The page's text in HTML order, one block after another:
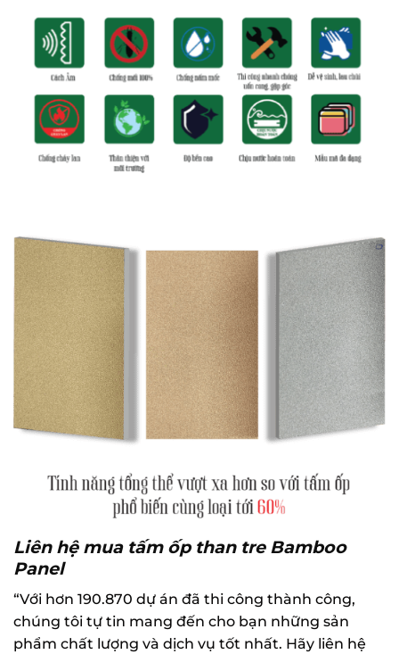
Liên hệ mua tấm ốp than tre Bamboo
Panel
“Với hơn 190.870 dự án đã thi công thành công,
chúng tôi tự tin mang đến cho bạn những sản
phẩm chất lượng và dịch vụ tốt nhất. Hãy liên hệ